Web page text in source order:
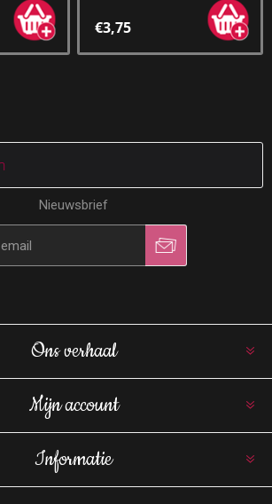
€3,75
Nieuwsbrief
Ons verhaal
Mijn account
Informatie